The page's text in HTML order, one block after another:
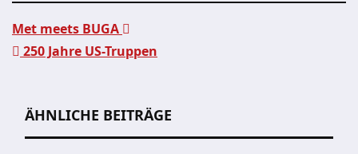
Met meets BUGA
250 Jahre US-Truppen
ÄHNLICHE BEITRÄGE